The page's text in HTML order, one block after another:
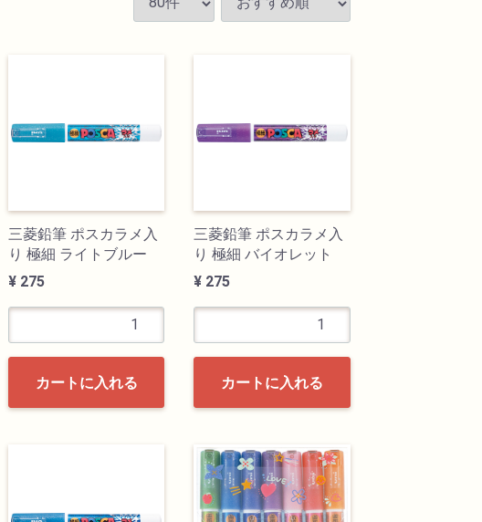
三菱鉛筆 ポスカラメ入
り 極細 ライトブルー
¥ 275
カートに入れる
三菱鉛筆 ポスカラメ入
り 極細 バイオレット
¥ 275
カートに入れる